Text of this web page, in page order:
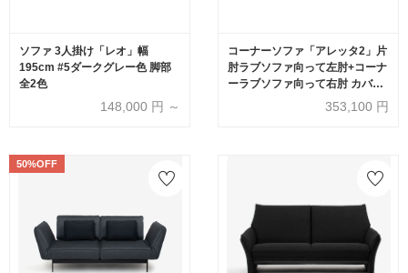
ソファ 3人掛け「レオ」幅
195cm #5ダークグレー色 脚部
全2色
148,000 円 ～
コーナーソファ「アレッタ2」片
肘ラブソファ向って左肘+コーナ
ーラブソファ向って右肘 カバー
リング仕様 布#eu-2/J228 レッド
色 脚部ダークブラウン色【受注
353,100 円
50%OFF